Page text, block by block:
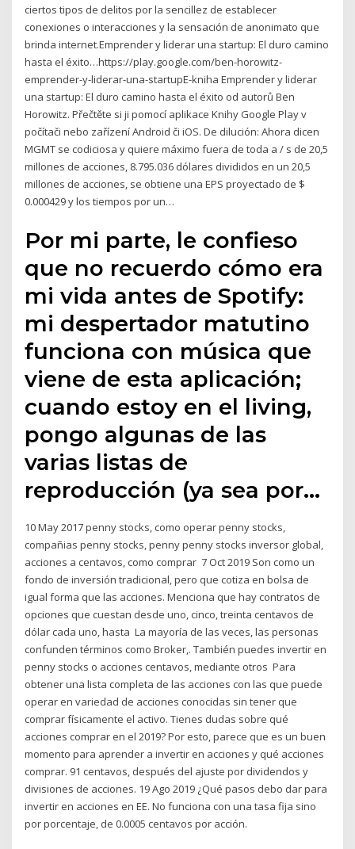
ciertos tipos de delitos por la sencillez de establecer
conexiones o interacciones y la sensación de anonimato que
brinda internet.Emprender y liderar una startup: El duro camino
hasta el éxito…https://play.google.com/ben-horowitz-
emprender-y-liderar-una-startupE-kniha Emprender y liderar
una startup: El duro camino hasta el éxito od autorů Ben
Horowitz. Přečtěte si ji pomocí aplikace Knihy Google Play v
počítači nebo zařízení Android či iOS. De dilución: Ahora dicen
MGMT se codiciosa y quiere máximo fuera de toda a / s de 20,5
millones de acciones, 8.795.036 dólares divididos en un 20,5
millones de acciones, se obtiene una EPS proyectado de $
0.000429 y los tiempos por un…
Por mi parte, le confieso
que no recuerdo cómo era
mi vida antes de Spotify:
mi despertador matutino
funciona con música que
viene de esta aplicación;
cuando estoy en el living,
pongo algunas de las
varias listas de
reproducción (ya sea por…
10 May 2017 penny stocks, como operar penny stocks,
compañias penny stocks, penny penny stocks inversor global,
acciones a centavos, como comprar 7 Oct 2019 Son como un
fondo de inversión tradicional, pero que cotiza en bolsa de
igual forma que las acciones. Menciona que hay contratos de
opciones que cuestan desde uno, cinco, treinta centavos de
dólar cada uno, hasta La mayoría de las veces, las personas
confunden términos como Broker,. También puedes invertir en
penny stocks o acciones centavos, mediante otros Para
obtener una lista completa de las acciones con las que puede
operar en variedad de acciones conocidas sin tener que
comprar físicamente el activo. Tienes dudas sobre qué
acciones comprar en el 2019? Por esto, parece que es un buen
momento para aprender a invertir en acciones y qué acciones
comprar. 91 centavos, después del ajuste por dividendos y
divisiones de acciones. 19 Ago 2019 ¿Qué pasos debo dar para
invertir en acciones en EE. No funciona con una tasa fija sino
por porcentaje, de 0.0005 centavos por acción.